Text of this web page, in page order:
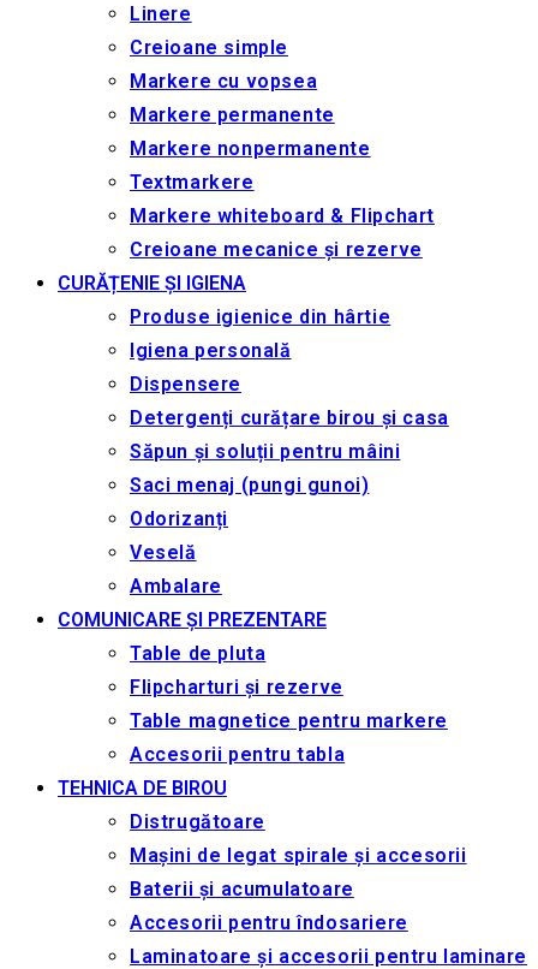
Linere
Creioane simple
Markere cu vopsea
Markere permanente
Markere nonpermanente
Textmarkere
Markere whiteboard & Flipchart
Creioane mecanice și rezerve
CURĂȚENIE ȘI IGIENA
Produse igienice din hârtie
Igiena personală
Dispensere
Detergenți curățare birou și casa
Săpun și soluții pentru mâini
Saci menaj (pungi gunoi)
Odorizanți
Veselă
Ambalare
COMUNICARE ȘI PREZENTARE
Table de pluta
Flipcharturi și rezerve
Table magnetice pentru markere
Accesorii pentru tabla
TEHNICA DE BIROU
Distrugătoare
Mașini de legat spirale și accesorii
Baterii și acumulatoare
Accesorii pentru îndosariere
Laminatoare și accesorii pentru laminare